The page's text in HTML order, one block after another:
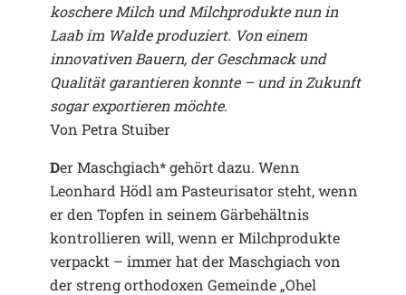
koschere Milch und Milchprodukte nun in
Laab im Walde produziert. Von einem
innovativen Bauern, der Geschmack und
Qualität garantieren konnte – und in Zukunft
sogar exportieren möchte.
Von Petra Stuiber
Der Maschgiach* gehört dazu. Wenn
Leonhard Hödl am Pasteurisator steht, wenn
er den Topfen in seinem Gärbehältnis
kontrollieren will, wenn er Milchprodukte
verpackt – immer hat der Maschgiach von
der streng orthodoxen Gemeinde „Ohel